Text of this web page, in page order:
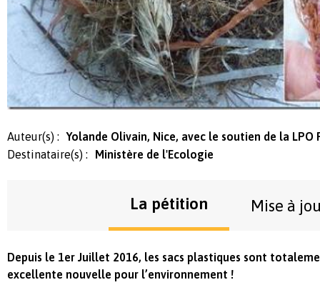
Auteur(s) :
Yolande Olivain, Nice, avec le soutien de la LPO
Destinataire(s) :
Ministère de l'Ecologie
La pétition Mise à
Depuis le 1er Juillet 2016, les sacs plastiques sont
excellente nouvelle pour l’environnement !